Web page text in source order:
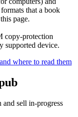
that a book
page.
copy-protection
supported device.
where to read them
sell in-progress